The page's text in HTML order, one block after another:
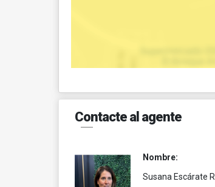
Contacte al agente
Nombre:
Susana Escárate R.